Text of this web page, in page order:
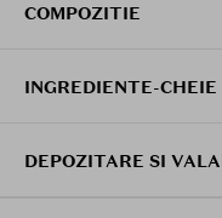
COMPOZITIE
INGREDIENTE-CHEIE
DEPOZITARE SI